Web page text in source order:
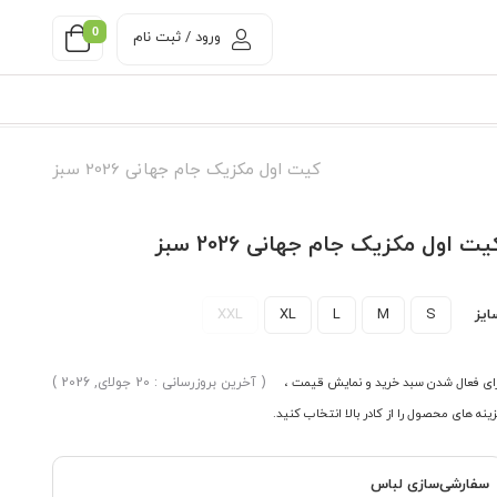
0 ورود / ثبت نام
کیت اول مکزیک جام جهانی 2026 سبز
اول مکزیک جام جهانی 2026 سبز
S
M
L
XL
XXL
( آخرین بروزرسانی : 20 جولای, 2026 )
فعال شدن سبد خرید و نمایش قیمت ،
های محصول را از کادر بالا انتخاب کنید.
سفارشی‌سازی لباس